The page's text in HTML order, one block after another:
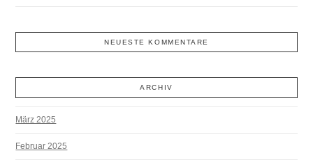
NEUESTE KOMMENTARE
ARCHIV
März 2025
Februar 2025